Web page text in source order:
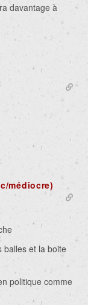
davantage à
médiocre)
balles et la boite
politique comme